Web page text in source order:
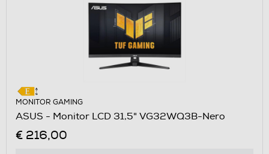
MONITOR GAMING
ASUS - Monitor LCD 31,5" VG32WQ3B-Nero
€ 216,00